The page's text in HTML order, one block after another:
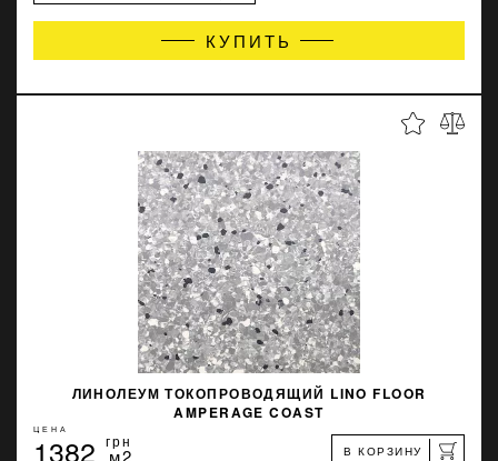
КУПИТЬ
ЛИНОЛЕУМ ТОКОПРОВОДЯЩИЙ LINO FLOOR
AMPERAGE COAST
ЦЕНА
1382 грн
м2 В КОРЗИНУ